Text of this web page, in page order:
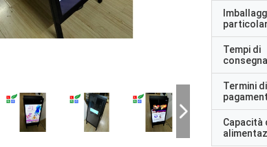
Tempi di
consegna
Termini di
Capacità